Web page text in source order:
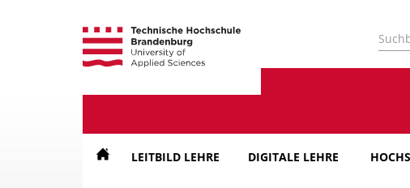
zur
Hauptnavigation
zum
Inhalt
zur
Suche
LEITBILD LEHRE DIGITALE LEHRE